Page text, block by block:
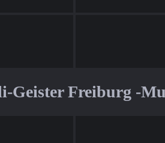
Geister Freiburg -